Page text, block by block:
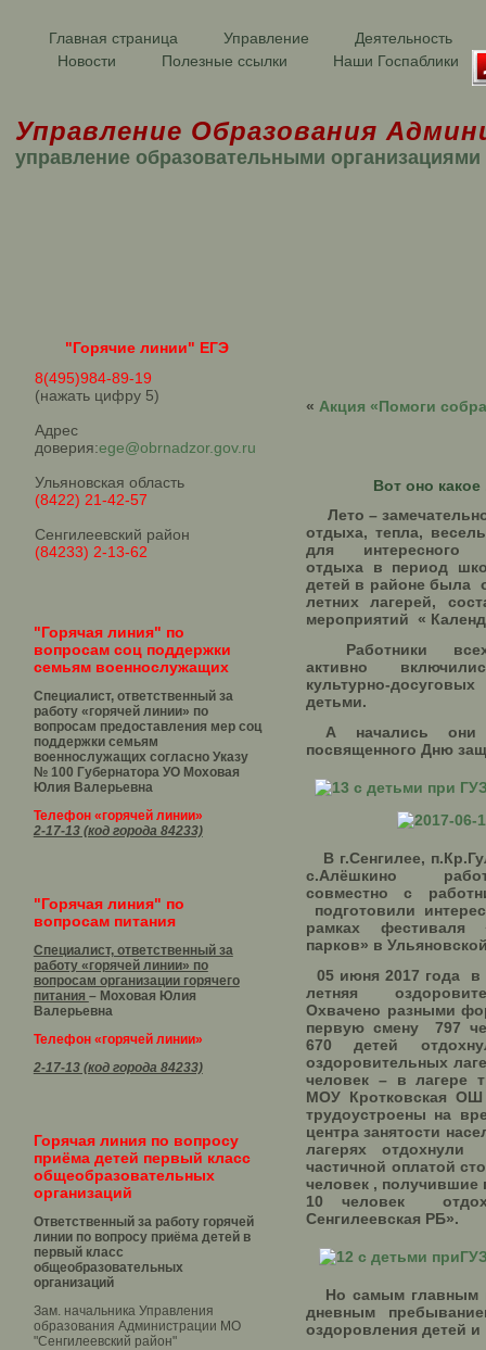
Главная страница Управление
Деятельность
Новости
Полезные ссылки Наши Госпаблики
Управление Образования
управление образовательными организациями
"Горячие линии" ЕГЭ
8(495)984-89-19
(нажать цифру 5)
Адрес
доверия:ege@obrnadzor.gov.ru
Ульяновская область
(8422) 21-42-57
Сенгилеевский район
(84233) 2-13-62
"Горячая линия" по
вопросам соц поддержки
семьям военнослужащих
Специалист, ответственный за
работу «горячей линии» по
вопросам предоставления мер соц
поддержки семьям
военнослужащих согласно Указу
№ 100 Губернатора УОМоховая
Юлия Валерьевна
Телефон «горячей линии»
2-17-13 (код города 84233)
"Горячая линия" по
вопросам питания
Специалист, ответственный за
работу «горячей линии» по
вопросам организации горячего
питания – Моховая Юлия
Валерьевна
Телефон «горячей линии»
2-17-13 (код города 84233)
Горячая линия по вопросу
приёма детей первый класс
общеобразовательных
организаций
Ответственный за работу горячей
линии по вопросу приёма детей в
первый класс
общеобразовательных
организаций
Зам. начальника Управления
образования Администрации МО
"Сенгилеевский район"
« Акция «Помоги
Вот оно
Лето –
отдыха, тепла,
для интересного
отдыха в период
детей в районе была
летних лагерей,
мероприятий «
Работники всех
активно
культурно-
детьми.
А начались
посвященного Дню
В г.Сенгилее,
с.Алёшкино
совместно с
подготовили
рамках
парков» в
05 июня 2017 года
летняя
Охвачено разными
первую смену 797
670 детей
оздоровительных
человек – в лагере
МОУ Кротковская
трудоустроены на
центра занятости
лагерях
частичной оплатой
человек , получившие
10 человек
Сенгилеевская РБ».
Но самым главным
дневным
оздоровления детей